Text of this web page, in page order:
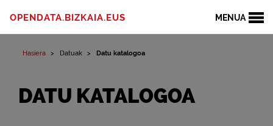
MENUA
OPENDATA.BIZKAIA.EUS
Hasiera Datuak Datu katalogoa
DATU KATALOGOA